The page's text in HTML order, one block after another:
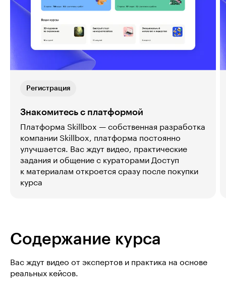
Регистрация
Знакомитесь с платформой
Платформа Skillbox — собственная разработка
компании Skillbox, платформа постоянно
улучшается. Вас ждут видео, практические
задания и общение с кураторами Доступ
к материалам откроется сразу после покупки
курса
Содержание курса
Вас ждут видео от экспертов и практика на основе
реальных кейсов.